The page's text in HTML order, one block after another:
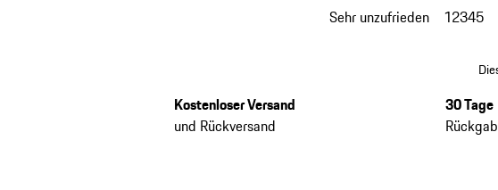
Sehr unzufrieden 12345
Kostenloser Versand
und Rückversand
30 Tage